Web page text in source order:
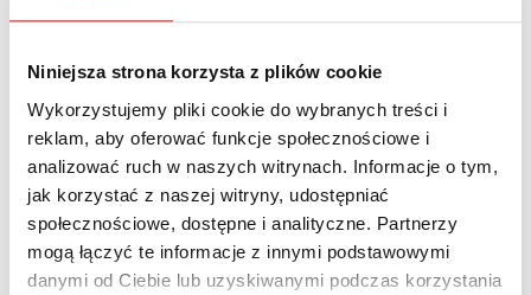
Niniejsza strona korzysta z plików cookie
Wykorzystujemy pliki cookie do wybranych treści i
reklam, aby oferować funkcje społecznościowe i
analizować ruch w naszych witrynach. Informacje o tym,
jak korzystać z naszej witryny, udostępniać
społecznościowe, dostępne i analityczne. Partnerzy
mogą łączyć te informacje z innymi podstawowymi
danymi od Ciebie lub uzyskiwanymi podczas korzystania
Ask for the details of the offer
Name: *
Email: *
Company: